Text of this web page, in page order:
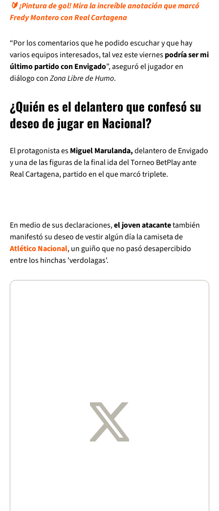
🔰 ¡Pintura de gol! Mira la increíble anotación que marcó
Fredy Montero con Real Cartagena
“Por los comentarios que he podido escuchar y que hay
varios equipos interesados, tal vez este viernespodría ser mi
último partido con Envigado”, aseguró el jugador en
diálogo conZona Libre de Humo.
¿Quién es el delantero que confesó su
deseo de jugar en Nacional?
El protagonista esMiguel Marulanda,delantero de Envigado
y una de las figuras de la final ida del Torneo BetPlay ante
Real Cartagena, partido en el que marcó triplete.
En medio de sus declaraciones,el joven atacantetambién
manifestó su deseo de vestir algún día la camiseta de
Atlético Nacional, un guiño que no pasó desapercibido
entre los hinchas 'verdolagas'.